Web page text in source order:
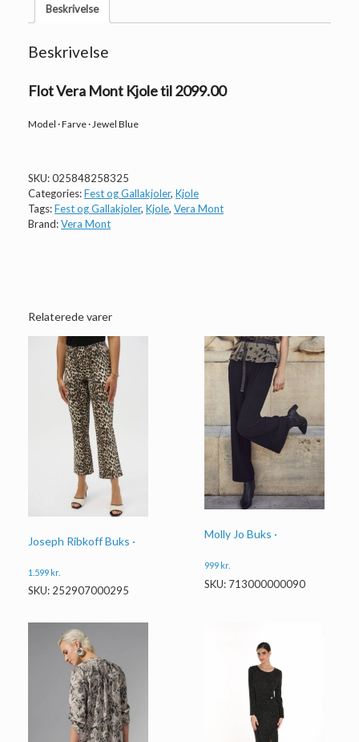
Beskrivelse
Beskrivelse
Flot Vera Mont Kjole til 2099.00
Model · Farve · Jewel Blue
SKU:025848258325
Categories:Fest og Gallakjoler, Kjole
Tags:Fest og Gallakjoler, Kjole, Vera Mont
Brand:Vera Mont
Relaterede varer
Joseph Ribkoff Buks ·
1.599kr.
SKU: 252907000295
Molly Jo Buks ·
999 kr.
SKU: 713000000090